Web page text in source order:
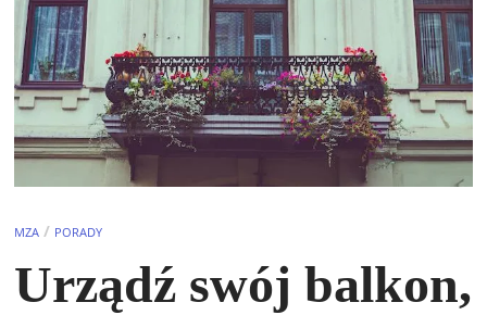
MZA / PORADY
Urządź swój balkon,